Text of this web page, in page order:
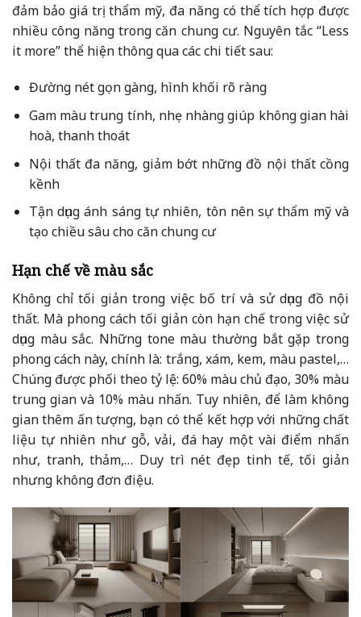
đảm bảo giá trị thẩm mỹ, đa năng có thể tích hợp được
nhiều công năng trong căn chung cư. Nguyên tắc “Less
it more” thể hiện thông qua các chi tiết sau:
Đường nét gọn gàng, hình khối rõ ràng
Gam màu trung tính, nhẹ nhàng giúp không gian hài
hoà, thanh thoát
Nội thất đa năng, giảm bớt những đồ nội thất cồng
kềnh
Tận dụng ánh sáng tự nhiên, tôn nên sự thẩm mỹ và
tạo chiều sâu cho căn chung cư
Hạn chế về màu sắc
Không chỉ tối giản trong việc bố trí và sử dụng đồ nội
thất. Mà phong cách tối giản còn hạn chế trong việc sử
dụng màu sắc. Những tone màu thường bắt gặp trong
phong cách này, chính là: trắng, xám, kem, màu pastel,…
Chúng được phối theo tỷ lệ: 60% màu chủ đạo, 30% màu
trung gian và 10% màu nhấn. Tuy nhiên, để làm không
gian thêm ấn tượng, bạn có thể kết hợp với những chất
liệu tự nhiên như gỗ, vải, đá hay một vài điểm nhấn
như, tranh, thảm,… Duy trì nét đẹp tinh tế, tối giản
nhưng không đơn điệu.